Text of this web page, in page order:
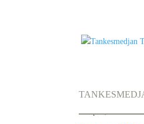
En
13 april, 2023